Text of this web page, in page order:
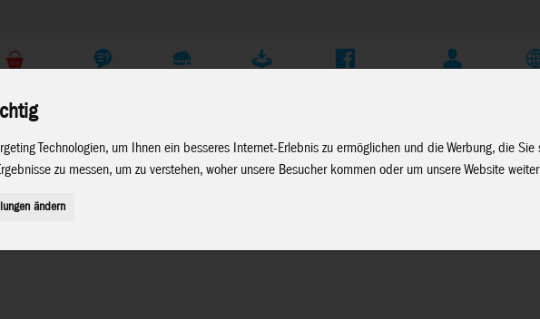
Technologien, um Ihnen ein besseres Internet-Erlebnis zu ermöglichen und die Werbung, die
zu messen, um zu verstehen, woher unsere Besucher kommen oder um unsere Website
ändern